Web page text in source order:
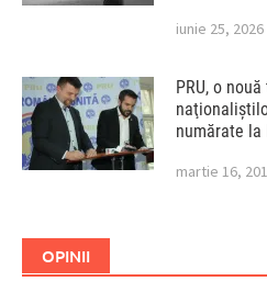
iunie 25, 2026
PRU, o
numărate la
martie 16,
OPINII